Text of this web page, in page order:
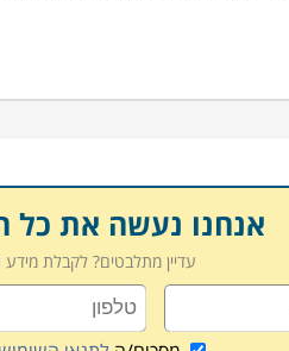
אנחנו נעשה את כל
עדיין מתלבטים? לקבלת